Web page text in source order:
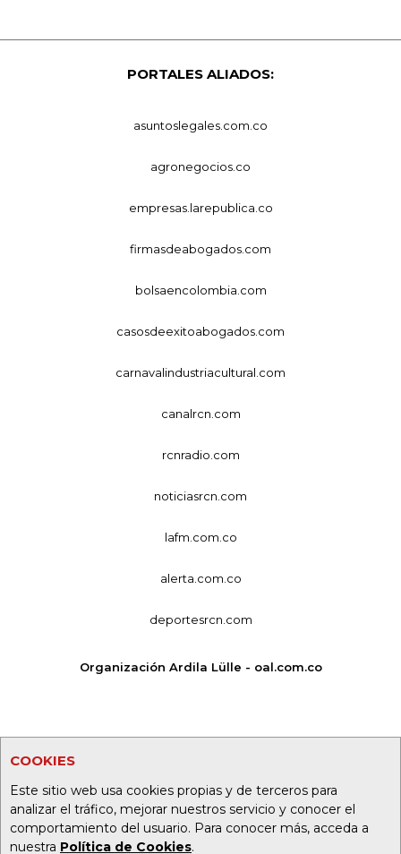
COOKIES
Este sitio web usa cookies propias y de terceros para
analizar el tráfico, mejorar nuestros servicio y conocer el
comportamiento del usuario. Para conocer más, acceda a
nuestra Política de Cookies.
PORTALES ALIADOS:
asuntoslegales.com.co
agronegocios.co
empresas.larepublica.co
firmasdeabogados.com
bolsaencolombia.com
casosdeexitoabogados.com
carnavalindustriacultural.com
canalrcn.com
rcnradio.com
noticiasrcn.com
lafm.com.co
alerta.com.co
deportesrcn.com
Organización Ardila Lülle - oal.com.co